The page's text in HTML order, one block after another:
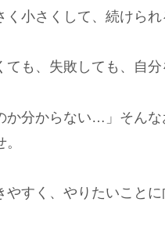
小さくして、続けられ
も、失敗しても、自分
か分からない…」そん
やすく、やりたいこと